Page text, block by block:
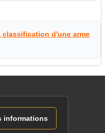
d'une arme
informations